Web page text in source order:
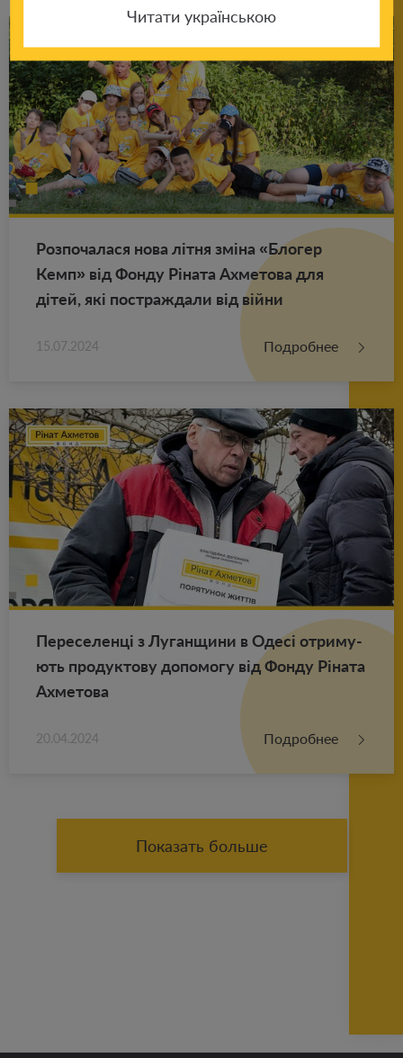
Роз­по­ча­ла­ся нова літня зміна «Бло­гер
Кемп» від Фонду Ріната Ах­ме­то­ва для
дітей, які по­ст­раж­да­ли від війни
15.07.2024 Подробнее
Пе­ре­се­ленці з Лу­ган­щи­ни в Одесі от­ри­му­
ють про­дук­то­ву до­по­мо­гу від Фонду Ріната
Ах­ме­то­ва
20.04.2024 Подробнее
Показать больше
Читати українською